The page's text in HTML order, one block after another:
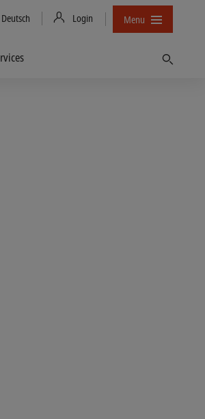
Country/Language
Deutsch Login Menu